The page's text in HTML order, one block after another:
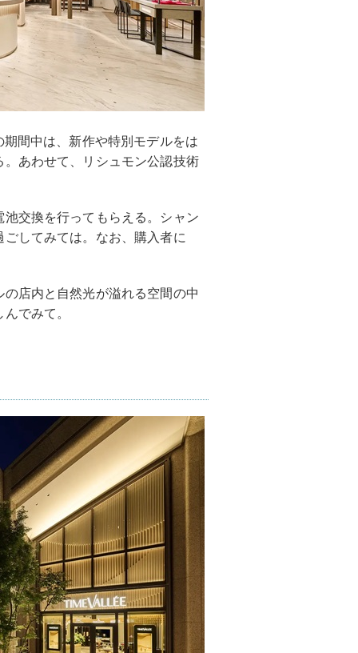
間中は、新作や特別モデルをは
あわせて、リシュモン公認技術
交換を行ってもらえる。シャン
してみては。なお、購入者に
店内と自然光が溢れる空間の中
でみて。